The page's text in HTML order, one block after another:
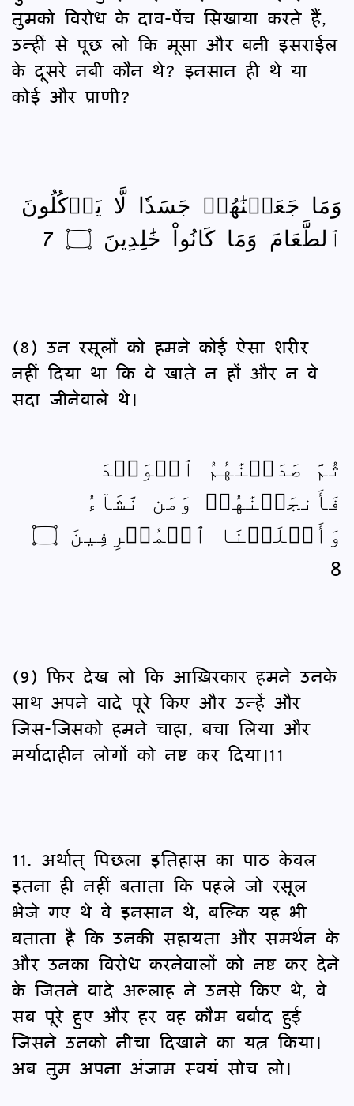
तुमको विरोध के दाव-पेंच सिखाया करते हैं,
उन्हीं से पूछ लो कि मूसा और बनी इसराईल
के दूसरे नबी कौन थे? इनसान ही थे या
कोई और प्राणी?
وَمَا جَعَلۡنَٰهُمۡ جَسَدٗا لَّا يَأۡكُلُونَ
ٱلطَّعَامَ وَمَا كَانُواْ خَٰلِدِينَ ۝ 7
(8) उन रसूलों को हमने कोई ऐसा शरीर
नहीं दिया था कि वे खाते न हों और न वे
सदा जीनेवाले थे।
ثُمَّ صَدَقۡنَٰهُمُ ٱلۡوَعۡدَ
فَأَنجَيۡنَٰهُمۡ وَمَن نَّشَآءُ
وَأَهۡلَكۡنَا ٱلۡمُسۡرِفِينَ ۝
8
(9) फिर देख लो कि आख़िरकार हमने उनके
साथ अपने वादे पूरे किए और उन्हें और
जिस-जिसको हमने चाहा, बचा लिया और
मर्यादाहीन लोगों को नष्ट कर दिया।11
11. अर्थात् पिछला इतिहास का पाठ केवल
इतना ही नहीं बताता कि पहले जो रसूल
भेजे गए थे वे इनसान थे, बल्कि यह भी
बताता है कि उनकी सहायता और समर्थन के
और उनका विरोध करनेवालों को नष्ट कर देने
के जितने वादे अल्लाह ने उनसे किए थे, वे
सब पूरे हुए और हर वह क़ौम बर्बाद हुई
जिसने उनको नीचा दिखाने का यत्न किया।
अब तुम अपना अंजाम स्वयं सोच लो।